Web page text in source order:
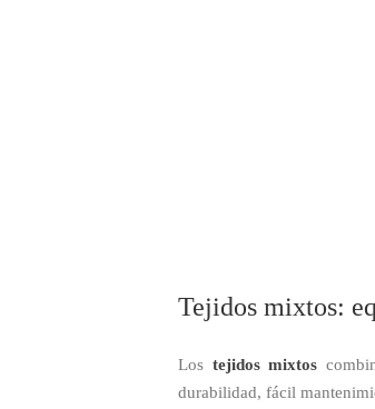
Tejidos mixtos:
Los tejidos mixtos
durabilidad, fácil